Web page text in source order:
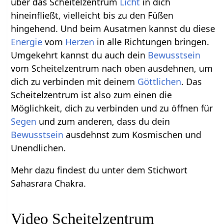
hineinfließt, vielleicht bis zu den Füßen
hingehend. Und beim Ausatmen kannst du diese
Energie vom Herzen in alle Richtungen bringen.
Umgekehrt kannst du auch dein Bewusstsein
vom Scheitelzentrum nach oben ausdehnen, um
dich zu verbinden mit deinem Göttlichen. Das
Scheitelzentrum ist also zum einen die
Möglichkeit, dich zu verbinden und zu öffnen für
Segen und zum anderen, dass du dein
Bewusstsein ausdehnst zum Kosmischen und
Unendlichen.
Mehr dazu findest du unter dem Stichwort
Sahasrara Chakra.
Video Scheitelzentrum